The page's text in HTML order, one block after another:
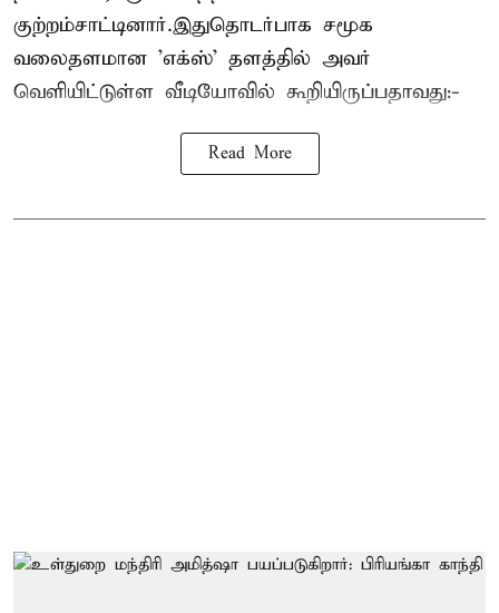
குற்றம்சாட்டினார்.இதுதொடர்பாக சமூக
வலைதளமான 'எக்ஸ்' தளத்தில் அவர்
வெளியிட்டுள்ள வீடியோவில் கூறியிருப்பதாவது:-
Read More